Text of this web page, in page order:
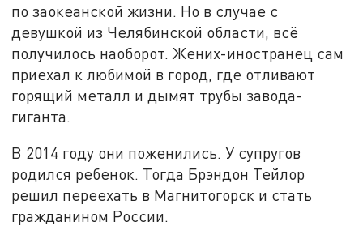
по заокеанской жизни. Но в случае с
девушкой из Челябинской области, всё
получилось наоборот. Жених-иностранец сам
приехал к любимой в город, где отливают
горящий металл и дымят трубы завода-
гиганта.
В 2014 году они поженились. У супругов
родился ребенок. Тогда Брэндон Тейлор
решил переехать в Магнитогорск и стать
гражданином России.